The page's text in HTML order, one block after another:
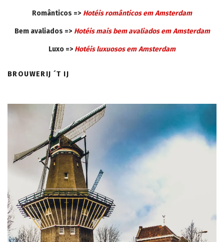
Românticos => Hotéis românticos em Amsterdam
Bem avaliados => Hotéis mais bem avaliados em Amsterdam
Luxo => Hotéis luxuosos em Amsterdam
BROUWERIJ ´T IJ